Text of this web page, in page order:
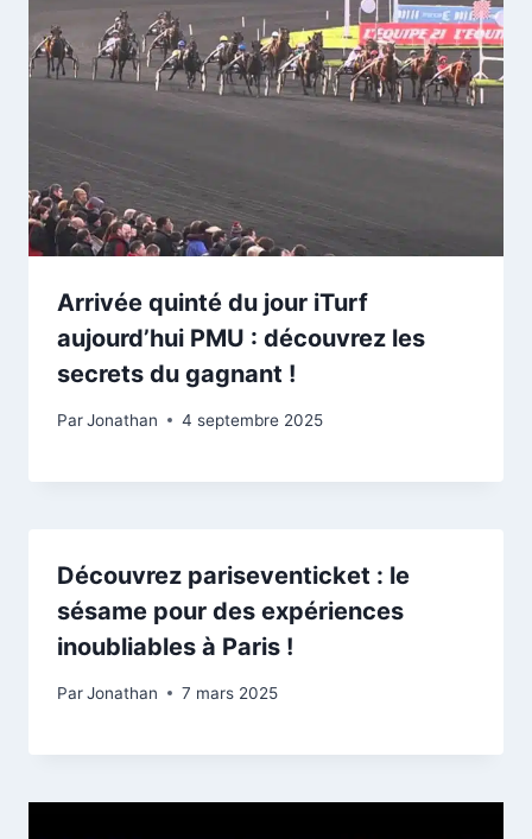
Arrivée quinté du jour iTurf
aujourd’hui PMU : découvrez les
secrets du gagnant !
ParJonathan 4 septembre 2025
Découvrez pariseventicket : le
sésame pour des expériences
inoubliables à Paris !
ParJonathan 7 mars 2025